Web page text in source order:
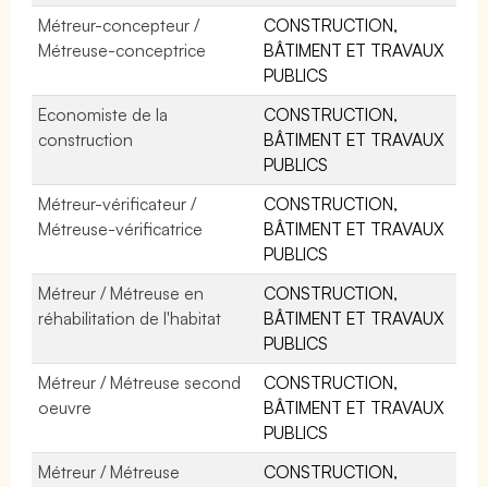
Métreur-concepteur /
Métreuse-conceptrice
CONSTRUCTION,
BÂTIMENT ET TRAVAUX
PUBLICS
Economiste de la
construction
CONSTRUCTION,
BÂTIMENT ET TRAVAUX
PUBLICS
Métreur-vérificateur /
Métreuse-vérificatrice
CONSTRUCTION,
BÂTIMENT ET TRAVAUX
PUBLICS
Métreur / Métreuse en
réhabilitation de l'habitat
CONSTRUCTION,
BÂTIMENT ET TRAVAUX
PUBLICS
Métreur / Métreuse second
oeuvre
CONSTRUCTION,
BÂTIMENT ET TRAVAUX
PUBLICS
Métreur / Métreuse
CONSTRUCTION,